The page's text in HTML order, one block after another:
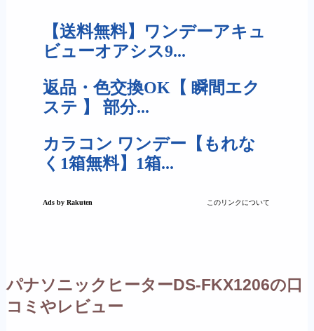
パナソニックヒーターDS-FKX1206の口
コミやレビュー